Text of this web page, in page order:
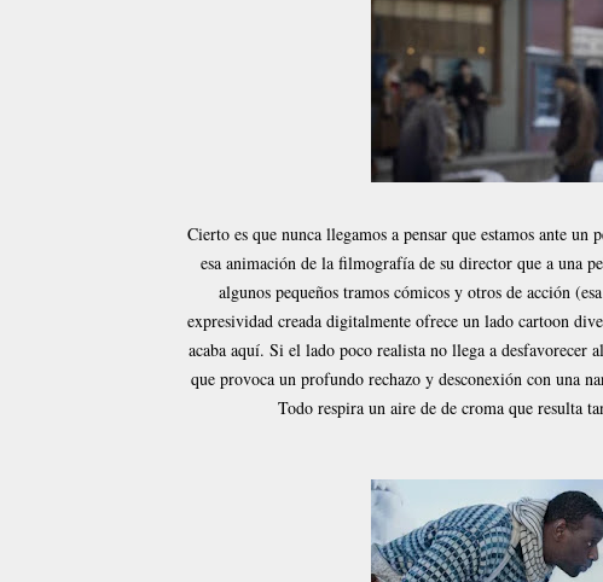
Cierto es que nunca llegamos a pensar que estamos ante
esa animación de la filmografía de su director que a una
algunos pequeños tramos cómicos y otros de acción
expresividad creada digitalmente ofrece un lado cartoon
acaba aquí. Si el lado poco realista no llega a desfavorecer
que provoca un profundo rechazo y desconexión con una
Todo respira un aire de de croma que resulta